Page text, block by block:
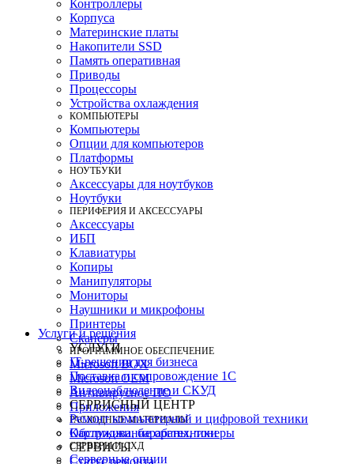
Контроллеры
Корпуса
Материнские платы
Накопители SSD
Память оперативная
Приводы
Процессоры
Устройства охлаждения
КОМПЬЮТЕРЫ
Компьютеры
Опции для компьютеров
Платформы
НОУТБУКИ
Аксессуары для ноутбуков
Ноутбуки
ПЕРИФЕРИЯ И АКСЕССУАРЫ
Аксессуары
ИБП
Клавиатуры
Копиры
Манипуляторы
Мониторы
Наушники и микрофоны
Принтеры
Сканеры
ПРОГРАММНОЕ ОБЕСПЕЧЕНИЕ
Microsoft BOX
Microsoft OEM
Антивирусное ПО
Приложения
РАСХОДНЫЕ МАТЕРИАЛЫ
Картриджи, барабаны, тонеры
СЕРВЕРЫ И СХД
Серверные опции
Услуги и решения
УСЛУГИ
IT-решения для бизнеса
Поставка и сопровождение 1C
Видеонаблюдение и СКУД
СЕРВИСНЫЙ ЦЕНТР
Ремонт компьютерной и цифровой техники
Обслуживание оргтехники
СЕРВИСЫ
Статус ремонта